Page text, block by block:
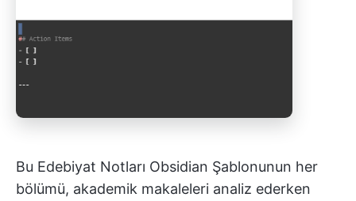
Bu Edebiyat Notları Obsidian Şablonunun her
bölümü, akademik makaleleri analiz ederken